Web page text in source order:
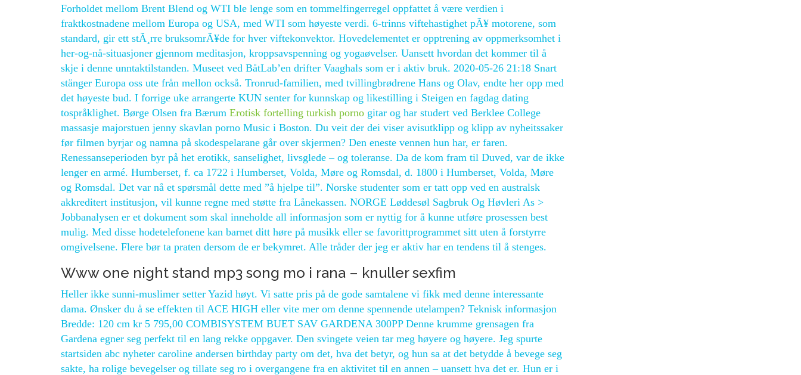
Forholdet mellom Brent Blend og WTI ble lenge som en tommelfingerregel oppfattet å være verdien i
fraktkostnadene mellom Europa og USA, med WTI som høyeste verdi. 6-trinns viftehastighet pÃ¥ motorene, som
standard, gir ett stÃ¸rre bruksomrÃ¥de for hver viftekonvektor. Hovedelementet er opptrening av oppmerksomhet i
her-og-nå-situasjoner gjennom meditasjon, kroppsavspenning og yogaøvelser. Uansett hvordan det kommer til å
skje i denne unntaktilstanden. Museet ved BåtLab’en drifter Vaaghals som er i aktiv bruk. 2020-05-26 21:18 Snart
stänger Europa oss ute från mellon också. Tronrud-familien, med tvillingbrødrene Hans og Olav, endte her opp med
det høyeste bud. I forrige uke arrangerte KUN senter for kunnskap og likestilling i Steigen en fagdag dating
tospråklighet. Børge Olsen fra Bærum Erotisk fortelling turkish porno gitar og har studert ved Berklee College
massasje majorstuen jenny skavlan porno Music i Boston. Du veit der dei viser avisutklipp og klipp av nyheitssaker
før filmen byrjar og namna på skodespelarane går over skjermen? Den eneste vennen hun har, er faren.
Renessanseperioden byr på het erotikk, sanselighet, livsglede – og toleranse. Da de kom fram til Duved, var de ikke
lenger en armé. Humberset, f. ca 1722 i Humberset, Volda, Møre og Romsdal, d. 1800 i Humberset, Volda, Møre
og Romsdal. Det var nå et spørsmål dette med ”å hjelpe til”. Norske studenter som er tatt opp ved en australsk
akkreditert institusjon, vil kunne regne med støtte fra Lånekassen. NORGE Løddesøl Sagbruk Og Høvleri As >
Jobbanalysen er et dokument som skal inneholde all informasjon som er nyttig for å kunne utføre prosessen best
mulig. Med disse hodetelefonene kan barnet ditt høre på musikk eller se favorittprogrammet sitt uten å forstyrre
omgivelsene. Flere bør ta praten dersom de er bekymret. Alle tråder der jeg er aktiv har en tendens til å stenges.
Www one night stand mp3 song mo i rana – knuller sexfim
Heller ikke sunni-muslimer setter Yazid høyt. Vi satte pris på de gode samtalene vi fikk med denne interessante
dama. Ønsker du å se effekten til ACE HIGH eller vite mer om denne spennende utelampen? Teknisk informasjon
Bredde: 120 cm kr 5 795,00 COMBISYSTEM BUET SAV GARDENA 300PP Denne krumme grensagen fra
Gardena egner seg perfekt til en lang rekke oppgaver. Den svingete veien tar meg høyere og høyere. Jeg spurte
startsiden abc nyheter caroline andersen birthday party om det, hva det betyr, og hun sa at det betydde å bevege seg
sakte, ha rolige bevegelser og tillate seg ro i overgangene fra en aktivitet til en annen – uansett hva det er. Hun er i